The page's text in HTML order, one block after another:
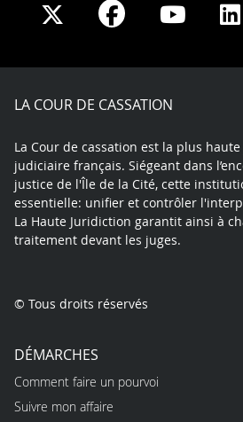
Share
X
Share
Facebook
Share
LA COUR DE CASSATION
La Cour de cassation est la plus
judiciaire français. Siégeant dans
justice de l'Île de la Cité, cette
essentielle: unifier et contrôler
La Haute Juridiction garantit ainsi à
traitement devant les juges.
© Tous droits réservés
DÉMARCHES
Comment faire un pourvoi
Suivre mon affaire